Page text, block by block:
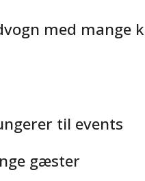
med
til events
gæster